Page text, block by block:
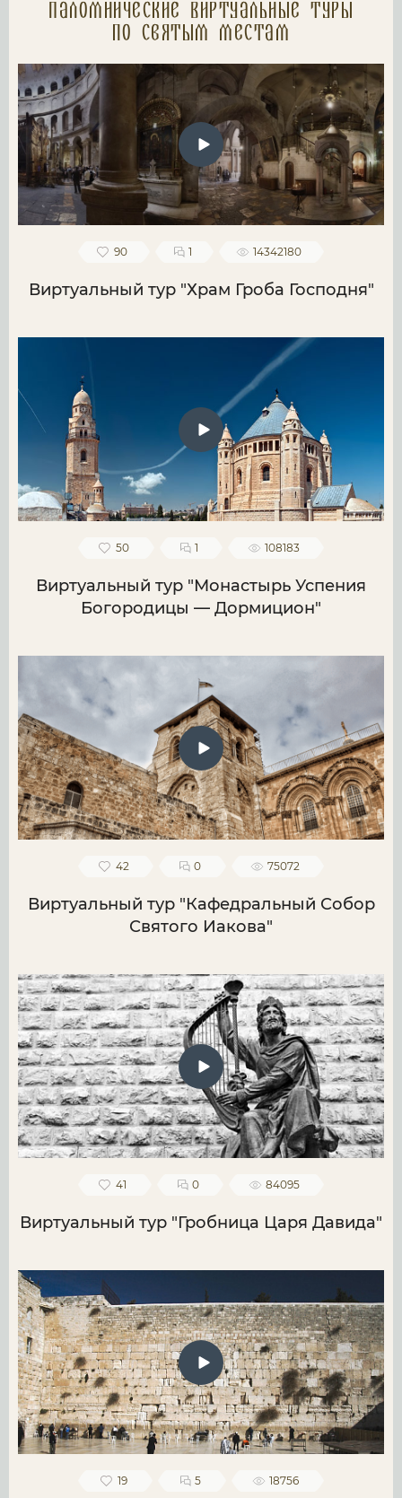
Паломнические Виртуальные туры
по святым местам
90 1 14342180
Виртуальный тур "Храм Гроба Господня"
50 1 108183
Виртуальный тур "Монастырь Успения
Богородицы — Дормицион"
42 0 75072
Виртуальный тур "Кафедральный Собор
Святого Иакова"
41 0 84095
Виртуальный тур "Гробница Царя Давида"
19 5 18756